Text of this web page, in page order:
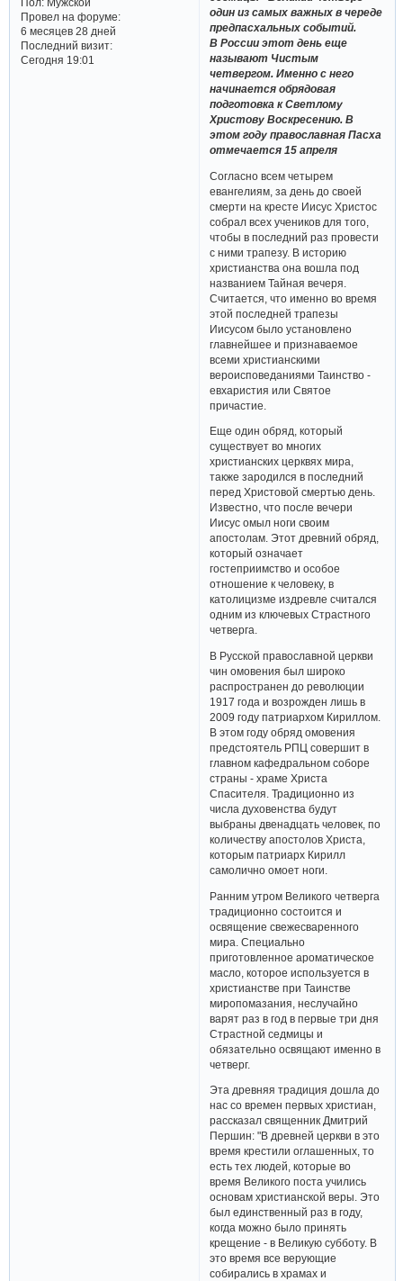
Пол:Мужской
Провел на форуме:
6 месяцев 28 дней
Последний визит:
Сегодня 19:01
один из самых важных в череде
предпасхальных событий.
В России этот день еще
называют Чистым
четвергом. Именно с него
начинается обрядовая
подготовка к Светлому
Христову Воскресению. В
этом году православная Пасха
отмечается 15 апреля
Согласно всем четырем
евангелиям, за день до своей
смерти на кресте Иисус Христос
собрал всех учеников для того,
чтобы в последний раз провести
с ними трапезу. В историю
христианства она вошла под
названием Тайная вечеря.
Считается, что именно во время
этой последней трапезы
Иисусом было установлено
главнейшее и признаваемое
всеми христианскими
вероисповеданиями Таинство -
евхаристия или Святое
причастие.
Еще один обряд, который
существует во многих
христианских церквях мира,
также зародился в последний
перед Христовой смертью день.
Известно, что после вечери
Иисус омыл ноги своим
апостолам. Этот древний обряд,
который означает
гостеприимство и особое
отношение к человеку, в
католицизме издревле считался
одним из ключевых Страстного
четверга.
В Русской православной церкви
чин омовения был широко
распространен до революции
1917 года и возрожден лишь в
2009 году патриархом Кириллом.
В этом году обряд омовения
предстоятель РПЦ совершит в
главном кафедральном соборе
страны - храме Христа
Спасителя. Традиционно из
числа духовенства будут
выбраны двенадцать человек, по
количеству апостолов Христа,
которым патриарх Кирилл
самолично омоет ноги.
Ранним утром Великого четверга
традиционно состоится и
освящение свежесваренного
мира. Специально
приготовленное ароматическое
масло, которое используется в
христианстве при Таинстве
миропомазания, неслучайно
варят раз в год в первые три дня
Страстной седмицы и
обязательно освящают именно в
четверг.
Эта древняя традиция дошла до
нас со времен первых христиан,
рассказал священник Дмитрий
Першин: "В древней церкви в это
время крестили оглашенных, то
есть тех людей, которые во
время Великого поста учились
основам христианской веры. Это
был единственный раз в году,
когда можно было принять
крещение - в Великую субботу. В
это время все верующие
собирались в храмах и